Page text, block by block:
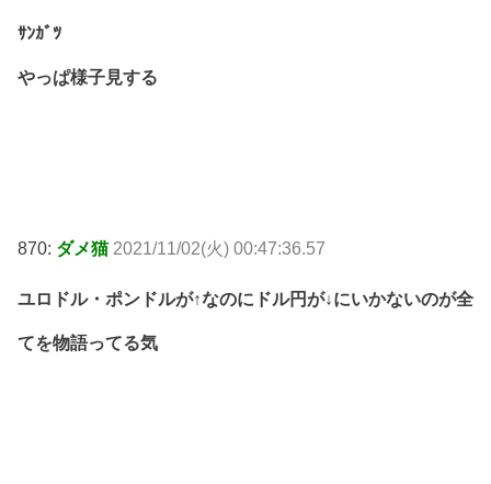
ｻﾝｶﾞﾂ
やっぱ様子見する
870: ダメ猫 2021/11/02(火) 00:47:36.57
ユロドル・ポンドルが↑なのにドル円が↓にいかないのが全
てを物語ってる気